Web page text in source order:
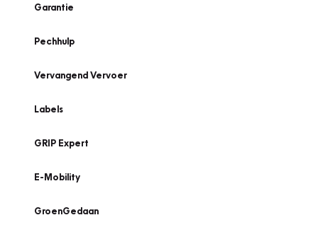
Garantie
Pechhulp
Vervangend Vervoer
Labels
GRIP Expert
E-Mobility
GroenGedaan